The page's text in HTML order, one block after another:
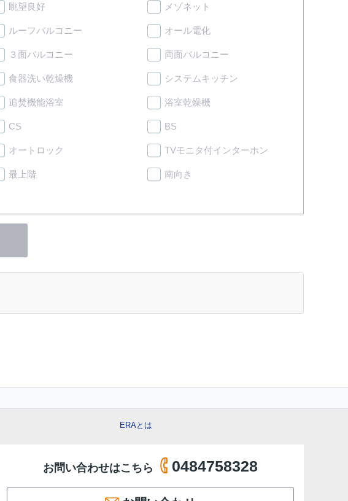
眺望良好 メゾネット
ルーフバルコニー オール電化
３面バルコニー 両面バルコニー
食器洗い乾燥機 システムキッチン
追焚機能浴室 浴室乾燥機
CS BS
オートロック TVモニタ付インターホン
最上階 南向き
ERAとは
お問い合わせはこちら 0484758328